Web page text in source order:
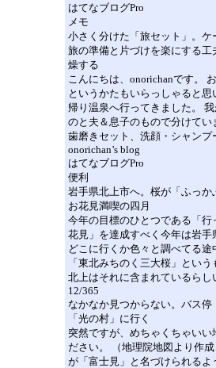
はてなブログPro
メモ
小さく分けた「旅セット」。
旅の準備と片づけを楽にする
燥する
こんにちは、onorichanです。
というかたもいらっしゃると思
帰り温泉へ行ってきました。
のと夫＆息子のもので分けてい
歯磨きセット、洗顔・シャンプ
onorichan’s blog
はてなブログPro
便利
岩手県北上市へ。桜が「ふっか
お花見満喫の四月
今年の目標のひとつである「
花見」を達成すべく今年は岩手
どこに行くか色々と調べてる途
「東北みちのく三大桜」という
北上はそれに含まれているらし
12/365
なかなか見つからない。バス停
「光の村」に行く
突然ですが、めちゃくちゃいい
ださい。 （地理院地図より作
が「富士見」と名づけられる